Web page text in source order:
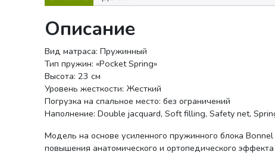
Описание
Вид матраса: Пружинный
Тип пружин: «Pocket Spring»
Высота: 23 см
Уровень жесткости: Жесткий
Погрузка на спальное место: без ограничений
Наполнение: Double jacquard, Soft filling, Safety net,
Модель на основе усиленного пружинного блока
повышения анатомического и ортопедического